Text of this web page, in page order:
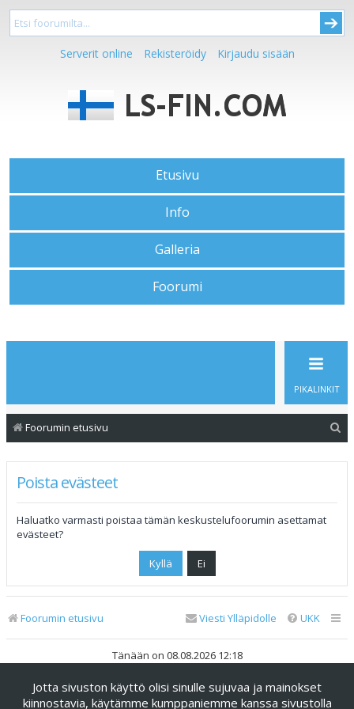
Serverit online Rekisteröidy Kirjaudu sisään
Etusivu
Info
Galleria
Foorumi
PIKALINKIT
Foorumin etusivu
Poista evästeet
Haluatko varmasti poistaa tämän keskustelufoorumin asettamat
evästeet?
Foorumin etusivu UKK
Viesti Ylläpidolle
Tänään on 08.08.2026 12:18
Keskustelufoorumin ohjelmistophpBB® Forum Software ©
phpBB Limited
Jotta sivuston käyttö olisi sinulle sujuvaa ja mainokset
kiinnostavia, käytämme kumppaniemme kanssa sivustolla